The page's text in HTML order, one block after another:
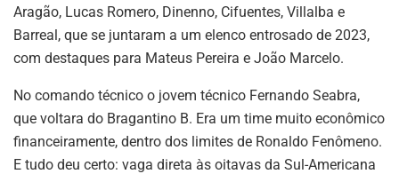
Aragão, Lucas Romero, Dinenno, Cifuentes, Villalba e
Barreal, que se juntaram a um elenco entrosado de 2023,
com destaques para Mateus Pereira e João Marcelo.
No comando técnico o jovem técnico Fernando Seabra,
que voltara do Bragantino B. Era um time muito econômico
financeiramente, dentro dos limites de Ronaldo Fenômeno.
E tudo deu certo: vaga direta às oitavas da Sul-Americana